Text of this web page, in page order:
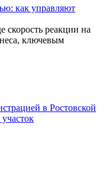
как управляют
реакции на
ключевым
в Ростовской